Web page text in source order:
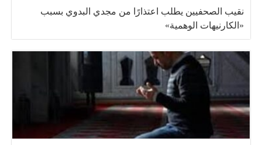
نقيب الصحفيين يطلب اعتذارًا من مجدي البدوي بسبب
«الكارنيهات الوهمية»